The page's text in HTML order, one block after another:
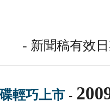
- 新聞稿有效
輕巧上市 -